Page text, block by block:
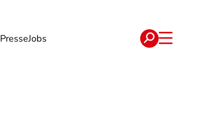
PresseJobs
Verträge